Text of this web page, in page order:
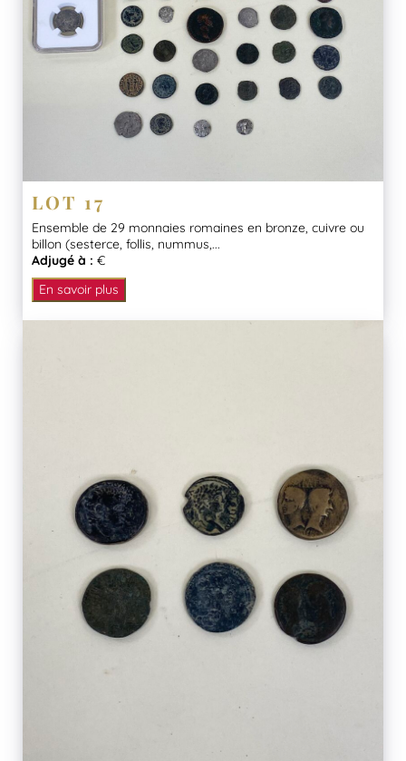
LOT 17
Ensemble de 29 monnaies romaines en bronze, cuivre ou
billon (sesterce, follis, nummus,...
Adjugé à : €
En savoir plus